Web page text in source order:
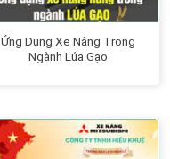
Ứng Dụng Xe Nâng Trong
Ngành Lúa Gạo